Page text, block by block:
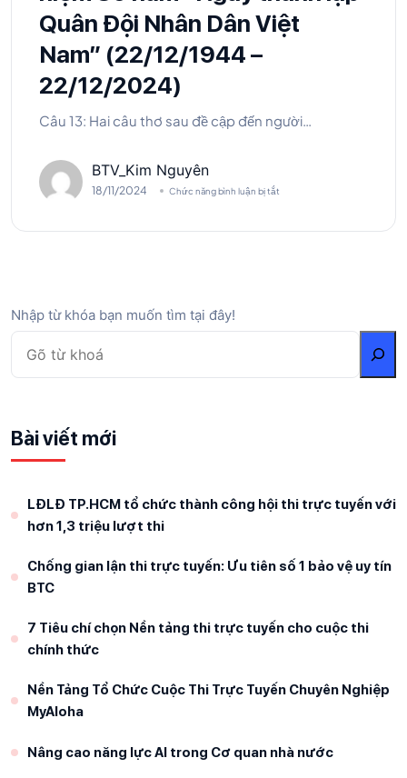
Quân Đội Nhân Dân Việt
Nam” (22/12/1944 –
22/12/2024)
Câu 13: Hai câu thơ sau đề cập đến người…
BTV_Kim Nguyên
18/11/2024 Chức năng bình luận bị tắt
Nhập từ khóa bạn muốn tìm tại đây!
Bài viết mới
LĐLĐ TP.HCM tổ chức thành công hội thi trực tuyến với
hơn 1,3 triệu lượt thi
Chống gian lận thi trực tuyến: Ưu tiên số 1 bảo vệ uy tín
BTC
7 Tiêu chí chọn Nền tảng thi trực tuyến cho cuộc thi
chính thức
Nền Tảng Tổ Chức Cuộc Thi Trực Tuyến Chuyên Nghiệp
MyAloha
Nâng cao năng lực AI trong Cơ quan nhà nước